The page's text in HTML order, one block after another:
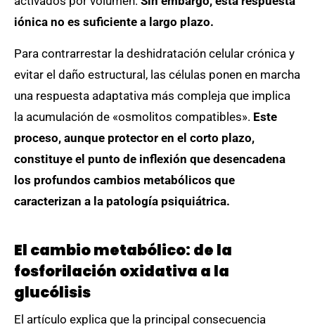
iónica no es suficiente a largo plazo.
Para contrarrestar la deshidratación celular crónica y
evitar el daño estructural, las células ponen en marcha
una respuesta adaptativa más compleja que implica
la acumulación de «osmolitos compatibles». Este
proceso, aunque protector en el corto plazo,
constituye el punto de inflexión que desencadena
los profundos cambios metabólicos que
caracterizan a la patología psiquiátrica.
El cambio metabólico: de la
fosforilación oxidativa a la
glucólisis
El artículo explica que la principal consecuencia